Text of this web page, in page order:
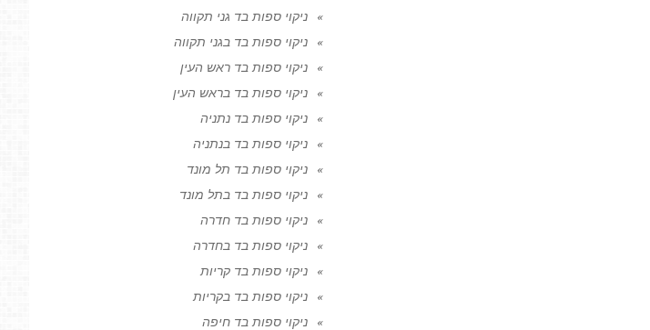
ניקוי ספות בד גני תקווה
ניקוי ספות בד בגני תקווה
ניקוי ספות בד ראש העין
ניקוי ספות בד בראש העין
ניקוי ספות בד נתניה
ניקוי ספות בד בנתניה
ניקוי ספות בד תל מונד
ניקוי ספות בד בתל מונד
ניקוי ספות בד חדרה
ניקוי ספות בד בחדרה
ניקוי ספות בד קריות
ניקוי ספות בד בקריות
ניקוי ספות בד חיפה